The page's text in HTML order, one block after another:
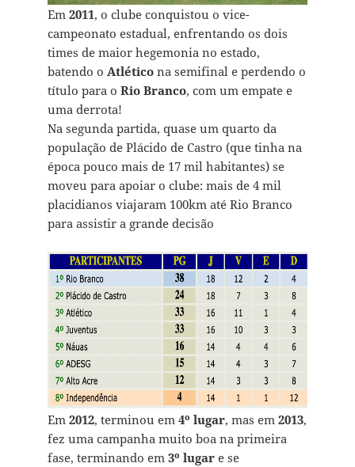
Em 2011, o clube conquistou o vice-
campeonato estadual, enfrentando os dois
times de maior hegemonia no estado,
batendo o Atléticona semifinal e perdendo o
título para o Rio Branco, com um empate e
uma derrota!
Na segunda partida, quase um quarto da
população de Plácido de Castro (que tinha na
época pouco mais de 17 mil habitantes) se
moveu para apoiar o clube: mais de 4 mil
placidianos viajaram 100km até Rio Branco
para assistir a grande decisão
Em 2012, terminou em 4º lugar, mas em 2013,
fez uma campanha muito boa na primeira
fase, terminando em 3º lugare se